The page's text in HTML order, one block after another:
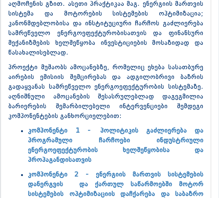
აღმოჩენის გზით. ასეთი პრაქტიკაა მაგ. ენერგიის მართვის
სისტემა და მოტორების სისტემების ოპტიმიზაცია;
კანონმდებლობისა და ინსტიტუციური ჩარჩოს გაძლიერება
სამრეწველო ენერგოეფექტურობისათვის და ფინანსური
მექანიზმების ხელშეწყობა ინვესტიციების მოსაზიდად და
წასახალისებლად.
პროექტი მუშაობს ამოცანებზე, რომელიც ეხება სასათბურე
აირების ემისიის შემცირებას და ადგილობრივი ბაზრის
გადაყვანას სამრეწველო ენერგოეფექტურობის სისტემაზე.
აღნიშნული ამოცანების შესასრულებლად დაგეგმილია
ბარიერების შემარბილებელი ინტერვენციები შემდეგი
კომპონენტების განხორციელებით:
კომპონენტი 1 - პოლიტიკის გაძლიერება და
პროგრამული ჩარჩოები ინდუსტრიული
ენერგოეფექტურობის ხელშეწყობისა და
პროპაგანდისათვის
კომპონენტი 2 - ენერგიის მართვის სისტემების
დანერგვის და ქართულ საწარმოებში მოტორ
სისტემების ოპტიმიზაციის დაჩქარება და საბაზრო